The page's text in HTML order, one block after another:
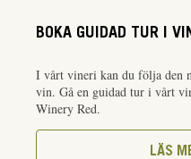
BOKA GUIDAD TUR I
I vårt vineri kan du följa den
vin. Gå en guidad tur i vårt
Winery Red.
LÄS